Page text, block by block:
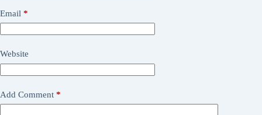
Email *
Website
Add Comment *